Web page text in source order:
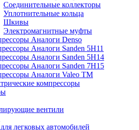
Соединительные коллекторы
Уплотнительные кольца
Шкивы
Электромагнитные муфты
Аналоги Denso
Аналоги Sanden 5H11
Аналоги Sanden 5H14
Аналоги Sanden 7H15
Аналоги Valeo ТМ
компрессоры
вентили
легковых автомобилей